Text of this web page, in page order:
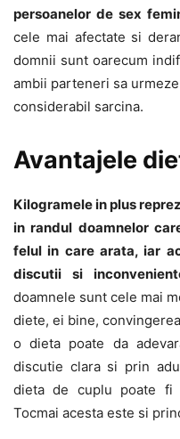
persoanelor de sex
cele mai afectate si
domnii sunt oarecum
ambii parteneri sa
considerabil sarcina.
Avantajele
Kilogramele in plus
in randul doamnelor
felul in care arata, iar
discutii si
doamnele sunt cele mai
diete, ei bine,
o dieta poate da
discutie clara si prin
dieta de cuplu poate fi
Tocmai acesta este si